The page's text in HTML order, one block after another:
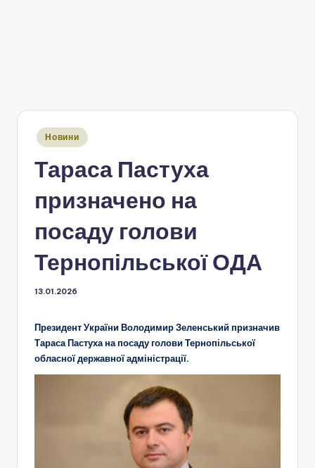
Опубліковано
Новини
Тараса Пастуха
призначено на
посаду голови
Тернопільської ОДА
13.01.2026
Президент України Володимир Зеленський призначив
Тараса Пастуха на посаду голови Тернопільської
обласної державної адміністрації.